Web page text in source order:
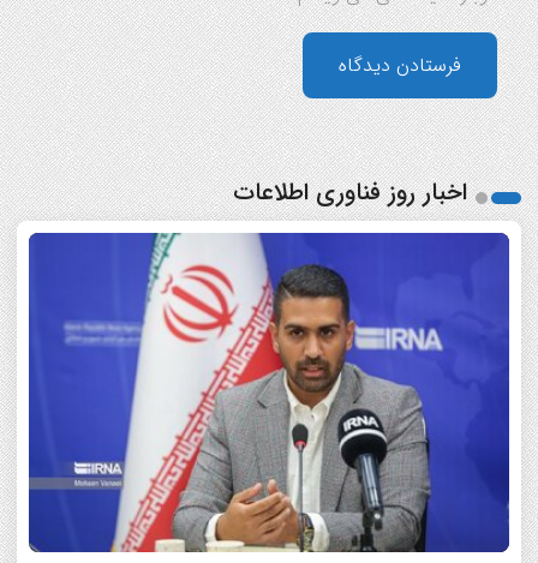
اخبار روز فناوری اطلاعات